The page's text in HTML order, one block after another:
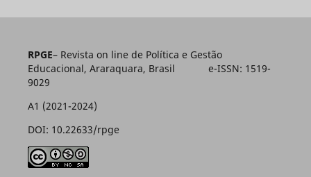
RPGE– Revista on line de Política e Gestão
Educacional, Araraquara, Brasil e-ISSN: 1519-
9029
A1 (2021-2024)
DOI: 10.22633/rpge